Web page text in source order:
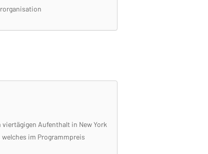
Aufenthalt in New York
im Programmpreis